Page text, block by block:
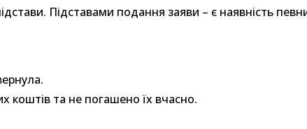
Підставами подання заяви – є наявність
коштів та не погашено їх вчасно.